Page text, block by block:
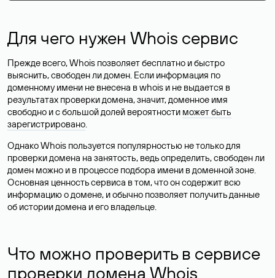
Для чего нужен Whois сервис
Прежде всего, Whois позволяет бесплатно и быстро
выяснить, свободен ли домен. Если информация по
доменному имени не внесена в whois и не выдается в
результатах проверки домена, значит, доменное имя
свободно и с большой долей вероятности может быть
зарегистрировано.
Однако Whois пользуется популярностью не только для
проверки домена на занятость, ведь определить, свободен ли
домен можно и в процессе подбора имени в доменной зоне.
Основная ценность сервиса в том, что он содержит всю
информацию о домене, и обычно позволяет получить данные
об истории домена и его владельце.
Что можно проверить в сервисе
проверки домена Whois